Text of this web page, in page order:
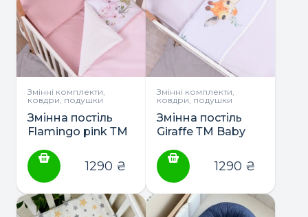
Змінні комплекти,
ковдри, подушки
Змінна постіль
Flamingo pink ТМ
1290 ₴
Змінні комплекти,
ковдри, подушки
Змінна постіль
Giraffe ТМ Baby
1290 ₴